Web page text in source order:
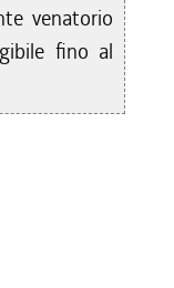
venatorio
fino al